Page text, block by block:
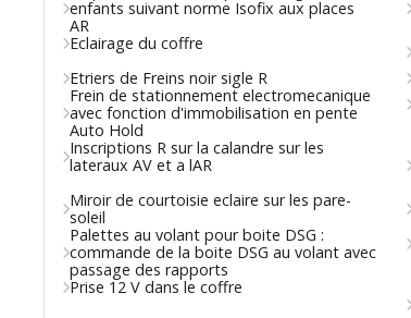
enfants suivant norme Isofix aux places
AR
Eclairage du coffre
Etriers de Freins noir sigle R
Frein de stationnement electromecanique
avec fonction d'immobilisation en pente
Auto Hold
Inscriptions R sur la calandre sur les
lateraux AV et a lAR
Miroir de courtoisie eclaire sur les pare-
soleil
Palettes au volant pour boite DSG :
commande de la boite DSG au volant avec
passage des rapports
Prise 12 V dans le coffre